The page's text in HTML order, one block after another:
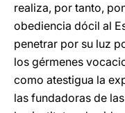
realiza, por tanto,
obediencia dócil al
penetrar por su luz
los gérmenes
como atestigua la
las fundadoras de